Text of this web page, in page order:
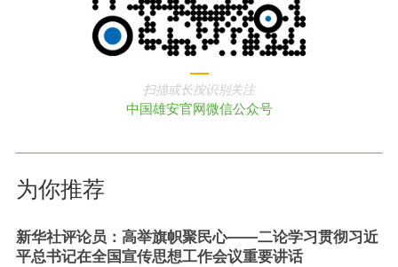
扫描或长按识别关注
中国雄安官网微信公众号
为你推荐
新华社评论员：高举旗帜聚民心——二论学习贯彻习近
平总书记在全国宣传思想工作会议重要讲话